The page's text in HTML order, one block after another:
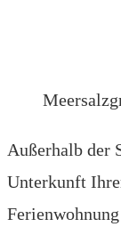
Außerhalb der
Unterkunft